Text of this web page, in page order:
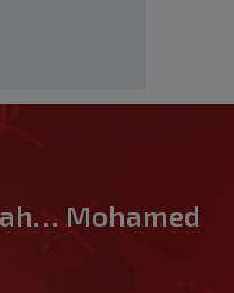
Mohamed